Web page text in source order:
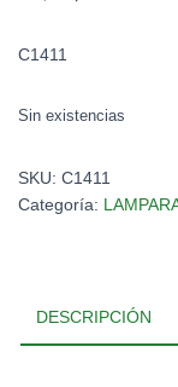
C1411
Sin existencias
SKU: C1411
Categoría:
DESCRIPCIÓN